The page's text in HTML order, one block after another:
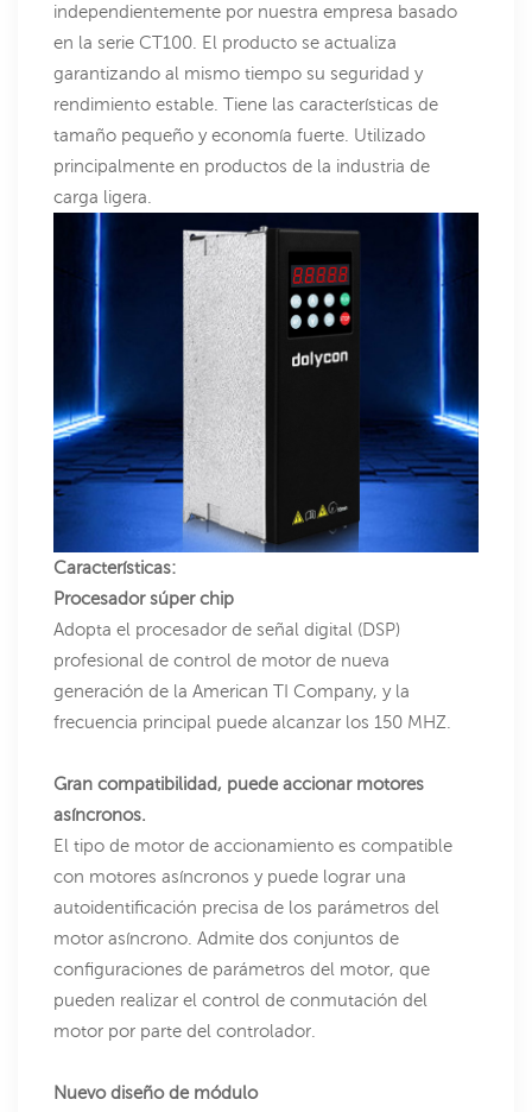
independientemente por nuestra empresa basado
en la serie CT100. El producto se actualiza
garantizando al mismo tiempo su seguridad y
rendimiento estable. Tiene las características de
tamaño pequeño y economía fuerte. Utilizado
principalmente en productos de la industria de
carga ligera.
Características:
Procesador súper chip
Adopta el procesador de señal digital (DSP)
profesional de control de motor de nueva
generación de la American TI Company, y la
frecuencia principal puede alcanzar los 150 MHZ.
Gran compatibilidad, puede accionar motores
asíncronos.
El tipo de motor de accionamiento es compatible
con motores asíncronos y puede lograr una
autoidentificación precisa de los parámetros del
motor asíncrono. Admite dos conjuntos de
configuraciones de parámetros del motor, que
pueden realizar el control de conmutación del
motor por parte del controlador.
Nuevo diseño de módulo